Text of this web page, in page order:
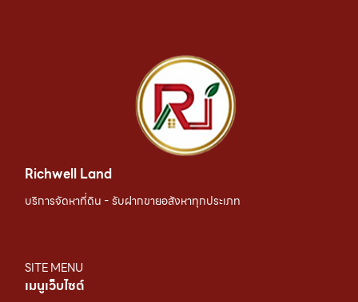
Richwell Land
บริการจัดหาที่ดิน - รับฝากขายอสังหาทุกประเภท
SITE MENU
เมนูเว็บไซต์